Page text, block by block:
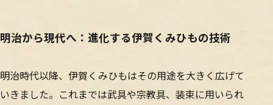
明治から現代へ：進化する伊賀くみひもの技術
明治時代以降、伊賀くみひもはその用途を大きく広げて
いきました。これまでは武具や宗教具、装束に用いられ